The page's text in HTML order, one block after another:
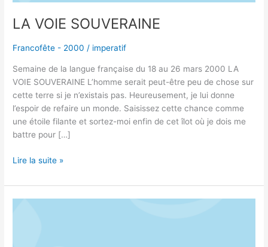
LA VOIE SOUVERAINE
Francofête - 2000 / imperatif
Semaine de la langue française du 18 au 26 mars 2000 LA
VOIE SOUVERAINE L’homme serait peut-être peu de chose sur
cette terre si je n’existais pas. Heureusement, je lui donne
l’espoir de refaire un monde. Saisissez cette chance comme
une étoile filante et sortez-moi enfin de cet îlot où je dois me
battre pour […]
Lire la suite »